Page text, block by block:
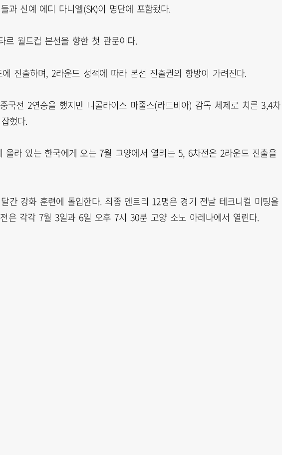
과 신예 에디 다니엘(SK)이 명단에 포함됐다.
르 월드컵 본선을 향한 첫 관문이다.
진출하며, 2라운드 성적에 따라 본선 진출권의 향방이 가려진다.
국전 2연승을 했지만 니콜라이스 마줄스(라트비아) 감독 체제로 치른 3,4차
혔다.
라 있는 한국에게 오는 7월 고양에서 열리는 5, 6차전은 2라운드 진출을
간 강화 훈련에 돌입한다. 최종 엔트리 12명은 경기 전날 테크니컬 미팅을
은 각각 7월 3일과 6일 오후 7시 30분 고양 소노 아레나에서 열린다.